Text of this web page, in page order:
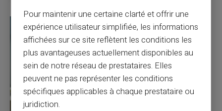
Pour maintenir une certaine clarté et offrir une
expérience utilisateur simplifiée, les informations
affichées sur ce site reflètent les conditions les
plus avantageuses actuellement disponibles au
sein de notre réseau de prestataires. Elles
peuvent ne pas représenter les conditions
spécifiques applicables à chaque prestataire ou
juridiction.